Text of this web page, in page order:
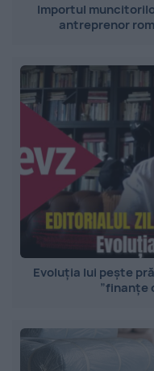
Importul
antreprenor
Evoluția lui pește
”finanțe